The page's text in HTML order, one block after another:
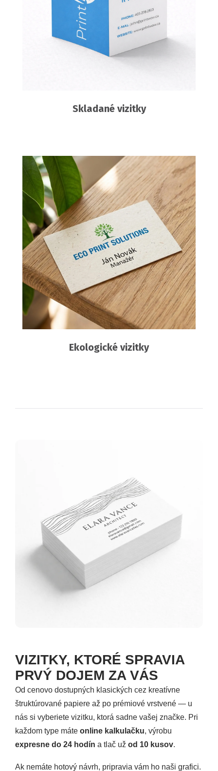
Skladané vizitky
Ekologické vizitky
VIZITKY, KTORÉ SPRAVIA
PRVÝ DOJEM ZA VÁS
Od cenovo dostupných klasických cez kreatívne
štruktúrované papiere až po prémiové vrstvené — u
nás si vyberiete vizitku, ktorá sadne vašej značke. Pri
každom type máte online kalkulačku, výrobu
expresne do 24 hodín a tlač už od 10 kusov.
Ak nemáte hotový návrh, pripravia vám ho naši grafici.